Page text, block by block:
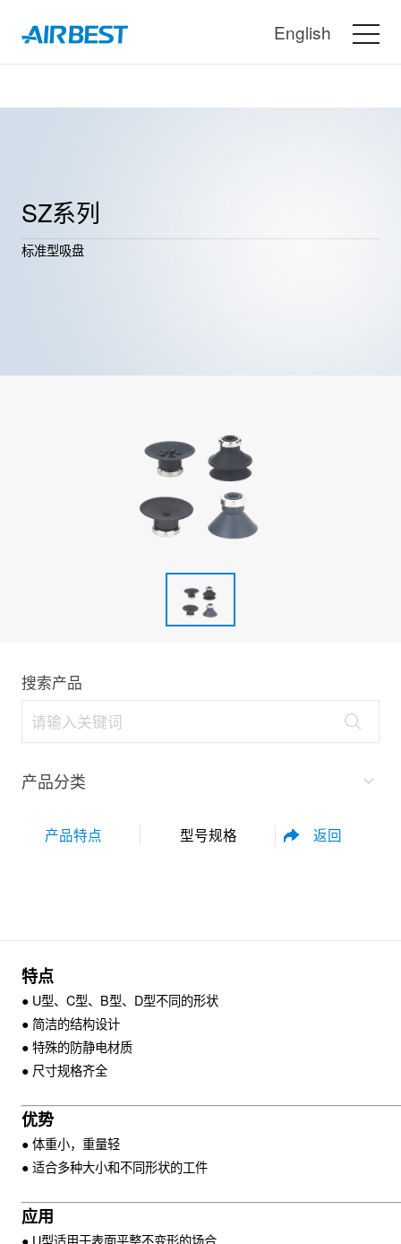
English
SZ系列
标准型吸盘
搜索产品
产品分类
产品特点 型号规格 返回
特点
● U型、C型、B型、D型不同的形状
● 简洁的结构设计
● 特殊的防静电材质
● 尺寸规格齐全
优势
● 体重小，重量轻
● 适合多种大小和不同形状的工件
应用